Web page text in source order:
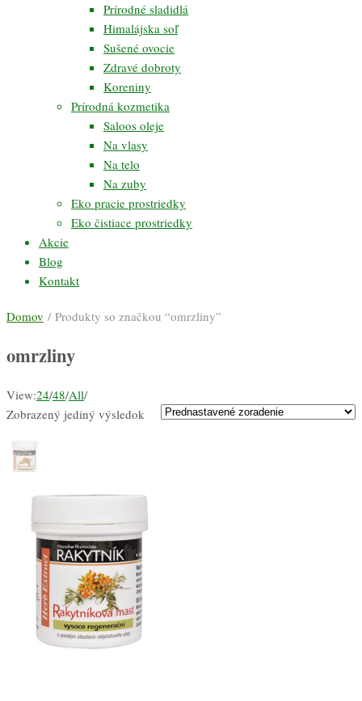
Prírodné sladidlá
Himalájska soľ
Sušené ovocie
Zdravé dobroty
Koreniny
Prírodná kozmetika
Saloos oleje
Na vlasy
Na telo
Na zuby
Eko pracie prostriedky
Eko čistiace prostriedky
Akcie
Blog
Kontakt
Domov / Produkty so značkou “omrzliny”
omrzliny
View:24/48/All/
Zobrazený jediný výsledok